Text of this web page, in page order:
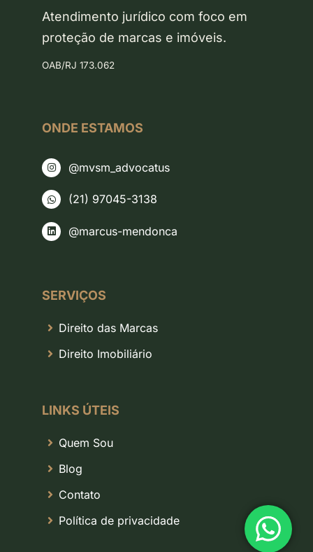
Atendimento jurídico com foco em
proteção de marcas e imóveis.
OAB/RJ 173.062
ONDE ESTAMOS
@mvsm_advocatus
(21) 97045-3138
@marcus-mendonca
SERVIÇOS
Direito das Marcas
Direito Imobiliário
LINKS ÚTEIS
Quem Sou
Blog
Contato
Política de privacidade